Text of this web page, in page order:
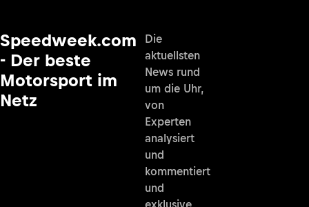
Speedweek.com
- Der beste
Motorsport im
Netz
Die
aktuellsten
News rund
um die Uhr,
von
Experten
analysiert
und
kommentiert
und
exklusive